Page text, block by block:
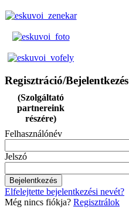
Regisztráció/Bejelentkezés
(Szolgáltató
partnereink
részére)
Felhasználónév
Jelszó
Elfelejtette bejelentkezési nevét?
Még nincs fiókja? Regisztrálok